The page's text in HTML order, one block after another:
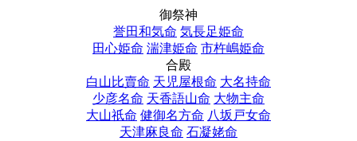
御祭神
誉田和気命 気長足姫命
田心姫命 湍津姫命 市杵嶋姫命
合殿
白山比賣命 天児屋根命 大名持命
少彦名命 天香語山命 大物主命
大山祇命 健御名方命 八坂戸女命
天津麻良命 石凝姥命